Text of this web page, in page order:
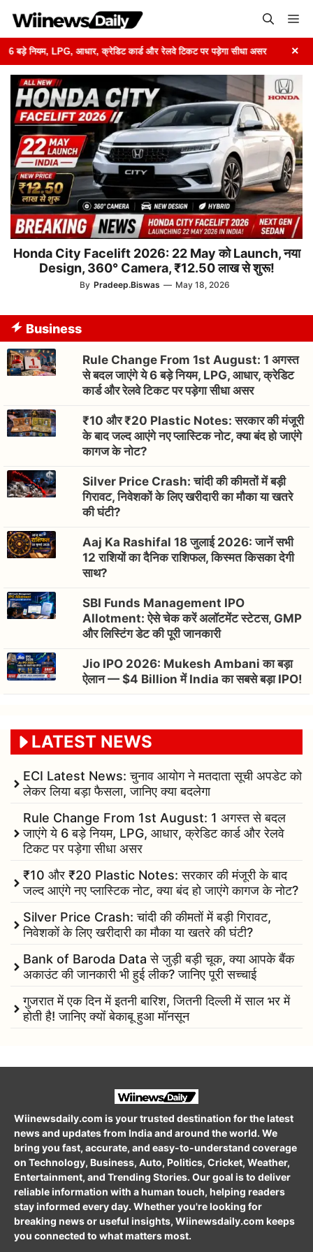
content
नियम, LPG, आधार, क्रेडिट कार्ड और रेलवे टिकट पर पड़ेगा सीधा असर ×
Honda City Facelift 2026: 22 May को Launch, नया
Design, 360° Camera, ₹12.50 लाख से शुरू!
By Pradeep.Biswas — May 18, 2026
Business
Rule Change From 1st August: 1 अगस्त
से बदल जाएंगे ये 6 बड़े नियम, LPG, आधार, क्रेडिट
कार्ड और रेलवे टिकट पर पड़ेगा सीधा असर
₹10 और ₹20 Plastic Notes: सरकार की मंजूरी
के बाद जल्द आएंगे नए प्लास्टिक नोट, क्या बंद हो जाएंगे
कागज के नोट?
Silver Price Crash: चांदी की कीमतों में बड़ी
गिरावट, निवेशकों के लिए खरीदारी का मौका या खतरे
की घंटी?
Aaj Ka Rashifal 18 जुलाई 2026: जानें सभी
12 राशियों का दैनिक राशिफल, किस्मत किसका देगी
साथ?
SBI Funds Management IPO
Allotment: ऐसे चेक करें अलॉटमेंट स्टेटस, GMP
और लिस्टिंग डेट की पूरी जानकारी
Jio IPO 2026: Mukesh Ambani का बड़ा
ऐलान — $4 Billion में India का सबसे बड़ा IPO!
LATEST NEWS
ECI Latest News: चुनाव आयोग ने मतदाता सूची अपडेट को
लेकर लिया बड़ा फैसला, जानिए क्या बदलेगा
Rule Change From 1st August: 1 अगस्त से बदल
जाएंगे ये 6 बड़े नियम, LPG, आधार, क्रेडिट कार्ड और रेलवे
टिकट पर पड़ेगा सीधा असर
₹10 और ₹20 Plastic Notes: सरकार की मंजूरी के बाद
जल्द आएंगे नए प्लास्टिक नोट, क्या बंद हो जाएंगे कागज के नोट?
Silver Price Crash: चांदी की कीमतों में बड़ी गिरावट,
निवेशकों के लिए खरीदारी का मौका या खतरे की घंटी?
Bank of Baroda Data से जुड़ी बड़ी चूक, क्या आपके बैंक
अकाउंट की जानकारी भी हुई लीक? जानिए पूरी सच्चाई
गुजरात में एक दिन में इतनी बारिश, जितनी दिल्ली में साल भर में
होती है! जानिए क्यों बेकाबू हुआ मॉनसून
Wiinewsdaily.com is your trusted destination for the latest
news and updates from India and around the world. We
bring you fast, accurate, and easy-to-understand coverage
on Technology, Business, Auto, Politics, Cricket, Weather,
Entertainment, and Trending Stories. Our goal is to deliver
reliable information with a human touch, helping readers
stay informed every day. Whether you're looking for
breaking news or useful insights, Wiinewsdaily.com keeps
you connected to what matters most.